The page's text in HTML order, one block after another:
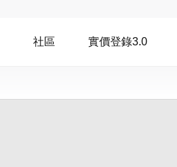
社區 實價登錄3.0